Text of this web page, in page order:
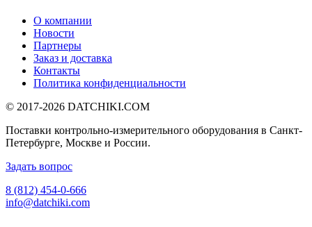
О компании
Новости
Партнеры
Заказ и доставка
Контакты
Политика конфиденциальности
© 2017-2026 DATCHIKI.COM
Поставки контрольно-измерительного оборудования в Санкт-
Петербурге, Москве и России.
Задать вопрос
8 (812) 454-0-666
info@datchiki.com